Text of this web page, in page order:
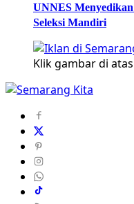
UNNES
Seleksi Mandiri
Klik gambar di